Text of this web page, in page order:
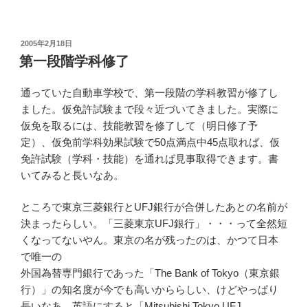
投
稿
日:
2005年2月18日
第一段階学科修了
通っていた自動車学校で、第一段階の学科教習が修了し
ました。仮免許試験まで段々近づいてきました。実際に
仮免を取るには、技能教習を修了して（明日修了予
定）、仮免前学科効果試験で50点満点中45点取れば、仮
免許試験（学科・技能）を通れば見事取得できます。書
いてみると長いなあ。
ところで東京三菱銀行とUFJ銀行が合併したあとの名前が
決まったらしい。「三菱東京UFJ銀行」・・・って全然短
くなってないやん。東京の名が残ったのは、かつて日本
で唯一の
外国為替専門銀行であった「The Bank of Tokyo（東京銀
行）」の知名度が今でも高いかららしい、けどやっぱり